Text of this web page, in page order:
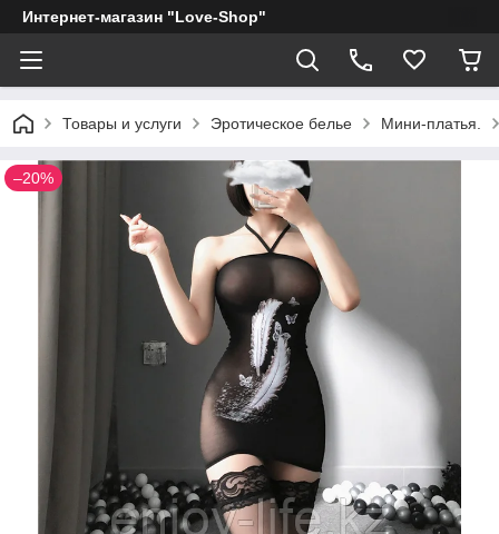
Интернет-магазин "Love-Shop"
Товары и услуги Эротическое белье Мини-платья.
–20%